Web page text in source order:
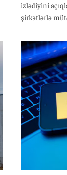
izlədiyini
şirkətlərlə
Avropa
davam
sınaqlar
açıqlamışdı.
agentlərindən
bildirmişdi.
təqdirdə daha
etmir.